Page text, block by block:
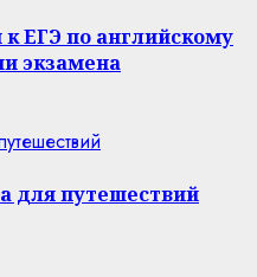
ЕГЭ по английскому
экзамена
для путешествий